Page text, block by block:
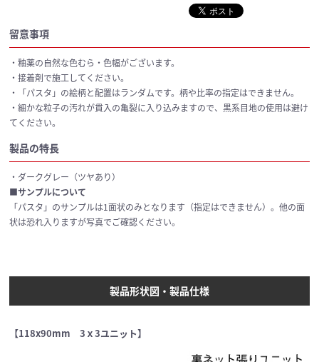
留意事項
・釉薬の自然な色むら・色幅がございます。
・接着剤で施工してください。
・「パスタ」の絵柄と配置はランダムです。柄や比率の指定はできません。
・細かな粒子の汚れが貫入の亀裂に入り込みますので、黒系目地の使用は避け
てください。
製品の特長
・ダークグレー（ツヤあり）
■サンプルについて
「パスタ」のサンプルは1面状のみとなります（指定はできません）。他の面
状は恐れ入りますが写真でご確認ください。
製品形状図・製品仕様
【118x90mm 3ｘ3ユニット】